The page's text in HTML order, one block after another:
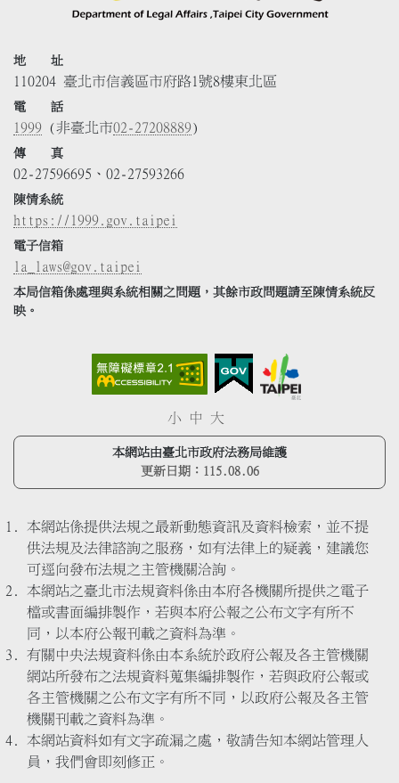
地 址
110204 臺北市信義區市府路1號8樓東北區
電 話
1999 (非臺北市02-27208889)
傳 真
02-27596695、02-27593266
陳情系統
https://1999.gov.taipei
電子信箱
la_laws@gov.taipei
本局信箱係處理與系統相關之問題，其餘市政問題請至陳情系統反
映。
小 中 大
本網站由臺北市政府法務局維護
更新日期： 115.08.06
本網站係提供法規之最新動態資訊及資料檢索，並不提
供法規及法律諮詢之服務，如有法律上的疑義，建議您
可逕向發布法規之主管機關洽詢。
本網站之臺北市法規資料係由本府各機關所提供之電子
檔或書面編排製作，若與本府公報之公布文字有所不
同，以本府公報刊載之資料為準。
有關中央法規資料係由本系統於政府公報及各主管機關
網站所發布之法規資料蒐集編排製作，若與政府公報或
各主管機關之公布文字有所不同，以政府公報及各主管
機關刊載之資料為準。
本網站資料如有文字疏漏之處，敬請告知本網站管理人
員，我們會即刻修正。